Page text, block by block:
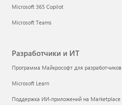
Microsoft 365 Copilot
Microsoft Teams
Разработчики и ИТ
Программа Майкрософт для разработчиков
Microsoft Learn
Поддержка ИИ-приложений на Marketplace